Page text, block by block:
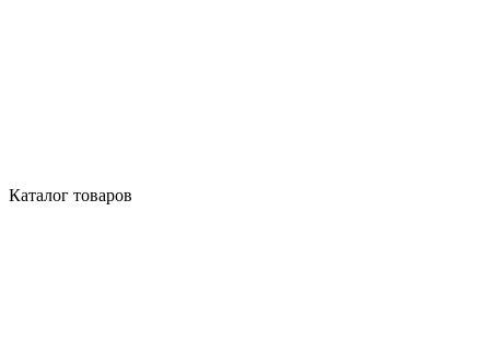
Каталог товаров